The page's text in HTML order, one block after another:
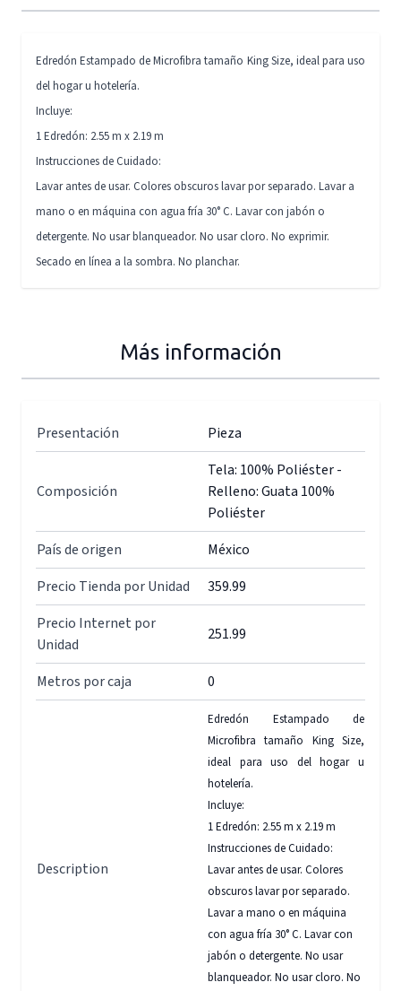
Edredón Estampado de Microfibra tamaño King Size, ideal para uso
del hogar u hotelería.
Incluye:
1 Edredón: 2.55 m x 2.19 m
Instrucciones de Cuidado:
Lavar antes de usar. Colores obscuros lavar por separado. Lavar a
mano o en máquina con agua fría 30° C. Lavar con jabón o
detergente. No usar blanqueador. No usar cloro. No exprimir.
Secado en línea a la sombra. No planchar.
Más información
Presentación Pieza
Composición
Tela: 100% Poliéster -
Relleno: Guata 100%
Poliéster
País de origen
México
Precio Tienda por Unidad
359.99
Precio Internet por
Unidad
251.99
Metros por caja 0
Description
Edredón Estampado de
Microfibra tamaño King Size,
ideal para uso del hogar u
hotelería.
Incluye:
1 Edredón: 2.55 m x 2.19 m
Instrucciones de Cuidado:
Lavar antes de usar. Colores
obscuros lavar por separado.
Lavar a mano o en máquina
con agua fría 30° C. Lavar con
jabón o detergente. No usar
blanqueador. No usar cloro. No